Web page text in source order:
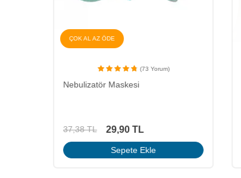
ÇOK AL AZ ÖDE
(73 Yorum)
Nebulizatör Maskesi
37,38TL 29,90TL
Sepete Ekle